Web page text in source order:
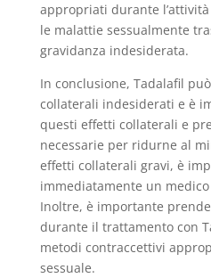
appropriati durante
le malattie sessualmente
gravidanza indesiderata.
In conclusione, Tadalafil
collaterali indesiderati e è
questi effetti collaterali e
necessarie per ridurne al
effetti collaterali gravi, è
immediatamente un
Inoltre, è importante
durante il trattamento con
metodi contraccettivi
sessuale.